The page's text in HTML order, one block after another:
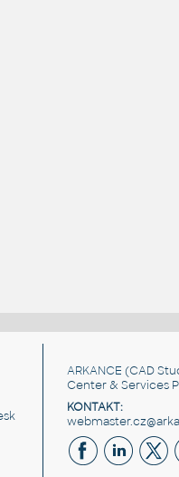
ARKANCE (CAD
Center & Services
KONTAKT: